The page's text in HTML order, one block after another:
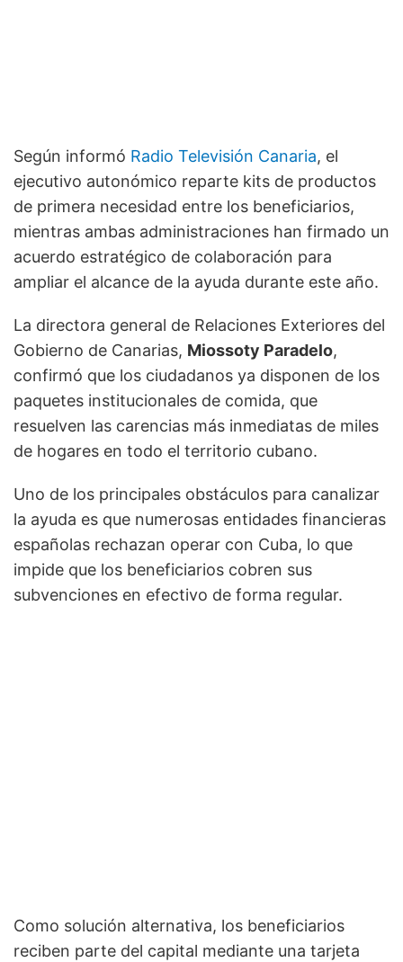
Según informó Radio Televisión Canaria, el
ejecutivo autonómico reparte kits de productos
de primera necesidad entre los beneficiarios,
mientras ambas administraciones han firmado un
acuerdo estratégico de colaboración para
ampliar el alcance de la ayuda durante este año.
La directora general de Relaciones Exteriores del
Gobierno de Canarias, Miossoty Paradelo,
confirmó que los ciudadanos ya disponen de los
paquetes institucionales de comida, que
resuelven las carencias más inmediatas de miles
de hogares en todo el territorio cubano.
Uno de los principales obstáculos para canalizar
la ayuda es que numerosas entidades financieras
españolas rechazan operar con Cuba, lo que
impide que los beneficiarios cobren sus
subvenciones en efectivo de forma regular.
Como solución alternativa, los beneficiarios
reciben parte del capital mediante una tarjeta